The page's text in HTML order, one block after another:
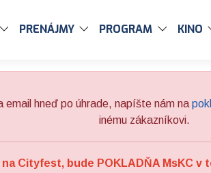
PRENÁJMY PROGRAM KINO
email hneď po úhrade, napíšte nám na
inému zákazníkovi.
Cityfest, bude POKLADŇA MsKC v